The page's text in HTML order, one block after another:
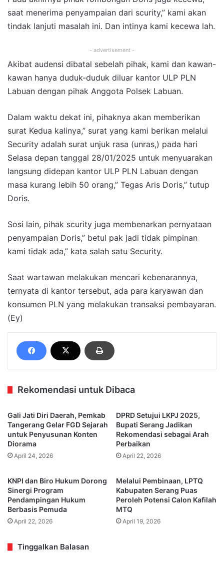
saat menerima penyampaian dari scurity,” kami akan
tindak lanjuti masalah ini. Dan intinya kami kecewa lah.
- advertisement -
Akibat audensi dibatal sebelah pihak, kami dan kawan-
kawan hanya duduk-duduk diluar kantor ULP PLN
Labuan dengan pihak Anggota Polsek Labuan.
Dalam waktu dekat ini, pihaknya akan memberikan
surat Kedua kalinya,” surat yang kami berikan melalui
Security adalah surat unjuk rasa (unras,) pada hari
Selasa depan tanggal 28/01/2025 untuk menyuarakan
langsung didepan kantor ULP PLN Labuan dengan
masa kurang lebih 50 orang,” Tegas Aris Doris,” tutup
Doris.
Sosi lain, pihak scurity juga membenarkan pernyataan
penyampaian Doris,” betul pak jadi tidak pimpinan
kami tidak ada,” kata salah satu Security.
Saat wartawan melakukan mencari kebenarannya,
ternyata di kantor tersebut, ada para karyawan dan
konsumen PLN yang melakukan transaksi pembayaran.
(Ey)
Rekomendasi untuk Dibaca
Gali Jati Diri Daerah, Pemkab
Tangerang Gelar FGD Sejarah
untuk Penyusunan Konten
Diorama
April 24, 2026
DPRD Setujui LKPJ 2025,
Bupati Serang Jadikan
Rekomendasi sebagai Arah
Perbaikan
April 22, 2026
KNPI dan Biro Hukum Dorong
Sinergi Program
Pendampingan Hukum
Berbasis Pemuda
April 22, 2026
Melalui Pembinaan, LPTQ
Kabupaten Serang Puas
Peroleh Potensi Calon Kafilah
MTQ
April 19, 2026
Tinggalkan Balasan